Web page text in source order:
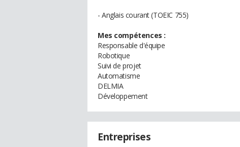
- Anglais courant (TOEIC 755)
Mes compétences :
Responsable d'équipe
Robotique
Suivi de projet
Automatisme
DELMIA
Développement
Entreprises